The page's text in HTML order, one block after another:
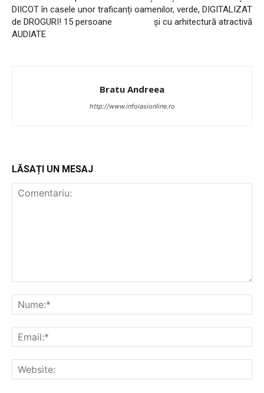
Utile
Publică gratuit anunțul tău!
Contact
Prelucrarea datelor cu caracter personal
DIICOT în casele unor traficanți
de DROGURI! 15 persoane
AUDIATE
oamenilor, verde, DIGITALIZAT
și cu arhitectură atractivă
Bratu Andreea
http://www.infoiasionline.ro
LĂSAȚI UN MESAJ